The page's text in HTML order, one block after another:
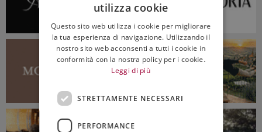
ENGLISH
utilizza cookie
Questo sito web utilizza i cookie per migliorare
la tua esperienza di navigazione. Utilizzando il
nostro sito web acconsenti a tutti i cookie in
conformità con la nostra policy per i cookie.
Leggi di più
STRETTAMENTE NECESSARI
PERFORMANCE